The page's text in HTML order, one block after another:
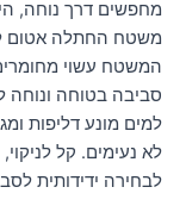
מחפשים דרך נוחה,
משטח החתלה אטום
המשטח עשוי
סביבה בטוחה ונוחה
למים מונע דליפות
לא נעימים. קל
לבחירה ידידותית